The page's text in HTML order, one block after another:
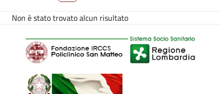
Non è stato trovato alcun risultato